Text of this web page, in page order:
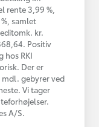
rente 3,99 %,
samlet
kr.
Positiv
hos RKI
Der er
gebyrer ved
Vi tager
A/S.